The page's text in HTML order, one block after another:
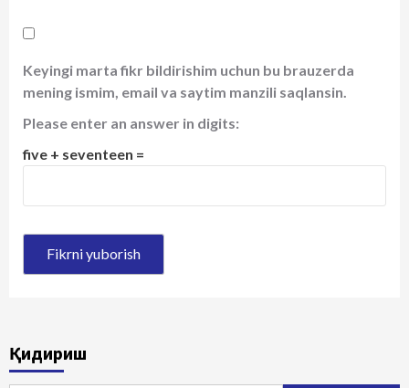
Keyingi marta fikr bildirishim uchun bu brauzerda
mening ismim, email va saytim manzili saqlansin.
Please enter an answer in digits:
five + seventeen =
Қидириш